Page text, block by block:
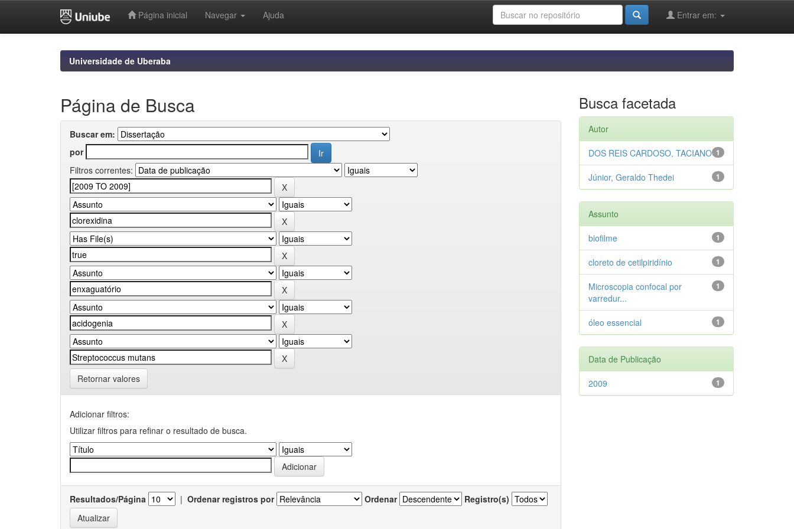
Página inicial Navegar Ajuda Entrar em:
Universidade de Uberaba
Página de Busca
Buscar em:
por
Filtros correntes:
Retornar valores
Adicionar filtros:
Utilizar filtros para refinar o resultado de busca.
Resultados/Página | Ordenar registros por Ordenar Registro(s)
Busca facetada
Autor
1
DOS REIS CARDOSO, TACIANO
1
Júnior, Geraldo Thedei
Assunto
1
biofilme
1
cloreto de cetilpiridínio
1
Microscopia confocal por
varredur...
1
óleo essencial
Data de Publicação
1
2009